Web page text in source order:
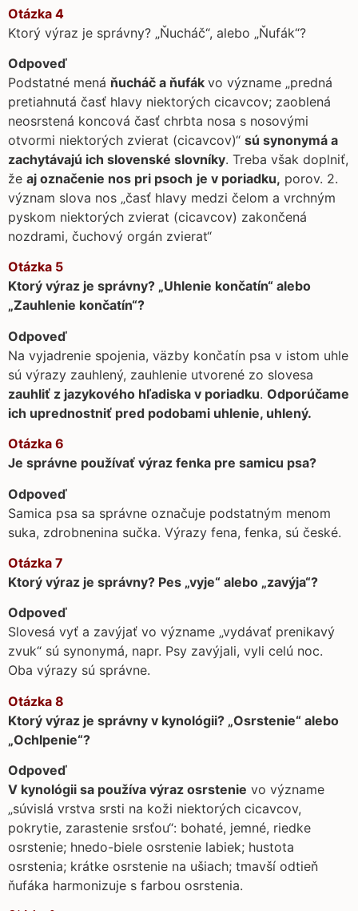
Otázka 4
Ktorý výraz je správny? „Ňucháč“, alebo „Ňufák“?
Odpoveď
Podstatné mená ňucháč a ňufák vo význame „predná
pretiahnutá časť hlavy niektorých cicavcov; zaoblená
neosrstená koncová časť chrbta nosa s nosovými
otvormi niektorých zvierat (cicavcov)“ sú synonymá a
zachytávajú ich slovenské slovníky. Treba však doplniť,
že aj označenie nos pri psoch je v poriadku, porov. 2.
význam slova nos „časť hlavy medzi čelom a vrchným
pyskom niektorých zvierat (cicavcov) zakončená
nozdrami, čuchový orgán zvierat“
Otázka 5
Ktorý výraz je správny? „Uhlenie končatín“ alebo
„Zauhlenie končatín“?
Odpoveď
Na vyjadrenie spojenia, väzby končatín psa v istom uhle
sú výrazy zauhlený, zauhlenie utvorené zo slovesa
zauhliť z jazykového hľadiska v poriadku. Odporúčame
ich uprednostniť pred podobami uhlenie, uhlený.
Otázka 6
Je správne používať výraz fenka pre samicu psa?
Odpoveď
Samica psa sa správne označuje podstatným menom
suka, zdrobnenina sučka. Výrazy fena, fenka, sú české.
Otázka 7
Ktorý výraz je správny? Pes „vyje“ alebo „zavýja“?
Odpoveď
Slovesá vyť a zavýjať vo význame „vydávať prenikavý
zvuk“ sú synonymá, napr. Psy zavýjali, vyli celú noc.
Oba výrazy sú správne.
Otázka 8
Ktorý výraz je správny v kynológii? „Osrstenie“ alebo
„Ochlpenie“?
Odpoveď
V kynológii sa používa výraz osrstenie vo význame
„súvislá vrstva srsti na koži niektorých cicavcov,
pokrytie, zarastenie srsťou“: bohaté, jemné, riedke
osrstenie; hnedo-biele osrstenie labiek; hustota
osrstenia; krátke osrstenie na ušiach; tmavší odtieň
ňufáka harmonizuje s farbou osrstenia.